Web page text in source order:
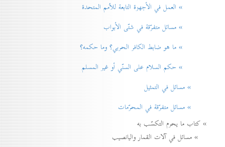
» العمل في الأجهزة التابعة للاُمم المتحدة
» مسائل متفرّقة في شتّی الأبواب
» ما هو ضابط الكافر الحربي؟ وما حكمه؟
» حكم السلام علی السنّي أو غير المسلم
» مسائل في التمثيل
» مسائل متفرّقة في المحرّمات
» كتاب ما يحرم التكسّب به
» مسائل في آلات القمار واليانصيب